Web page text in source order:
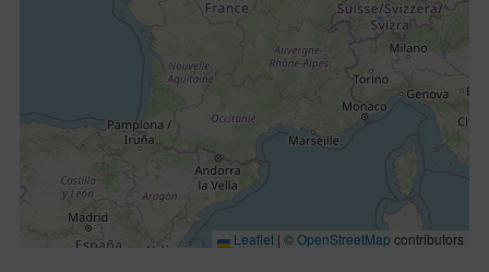
Leaflet | ©OpenStreetMap contributors